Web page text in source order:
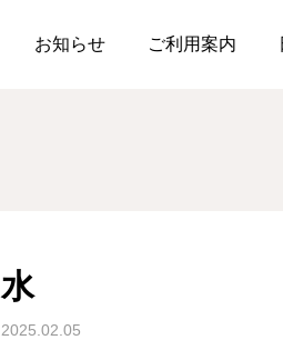
お知らせ ご利用案内
ブログ
水
2025.02.05